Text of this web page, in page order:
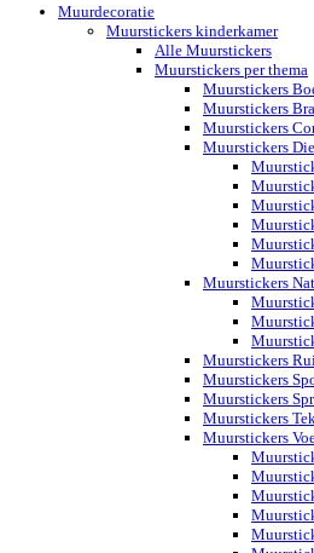
Muurdecoratie
Muurstickers kinderkamer
Alle Muurstickers
Muurstickers per thema
Muurstickers
Muurstickers
Muurstickers
Muurstickers
Muurstickers
Muurstickers
Muurstickers
Muurstickers
Muurstickers
Muurstickers